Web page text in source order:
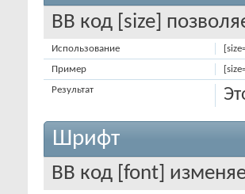
BB код [size]
Использование
Пример
Результат
Шрифт
BB код [font]